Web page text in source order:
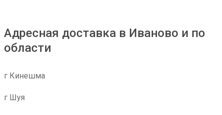
Адресная доставка в Иваново и по
области
г Кинешма
г Шуя